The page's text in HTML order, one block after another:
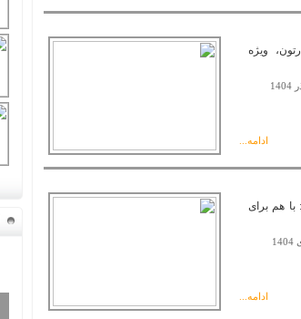
ویژه
ادامه...
با هم برای
ادامه...